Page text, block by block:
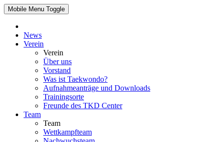
Mobile Menu Toggle
News
Verein
Verein
Über uns
Vorstand
Was ist Taekwondo?
Aufnahmeanträge und Downloads
Trainingsorte
Freunde des TKD Center
Team
Team
Wettkampfteam